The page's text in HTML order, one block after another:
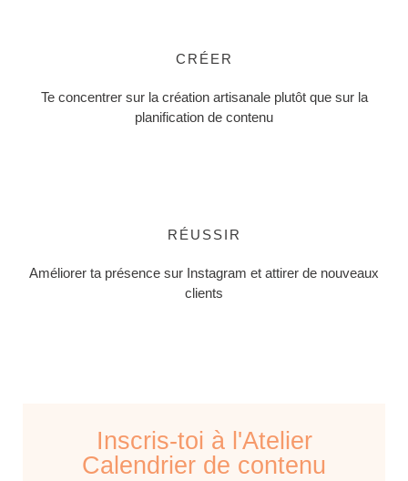
CRÉER
Te concentrer sur la création artisanale plutôt que sur la
planification de contenu
RÉUSSIR
Améliorer ta présence sur Instagram et attirer de nouveaux
clients
Inscris-toi à l'Atelier
Calendrier de contenu